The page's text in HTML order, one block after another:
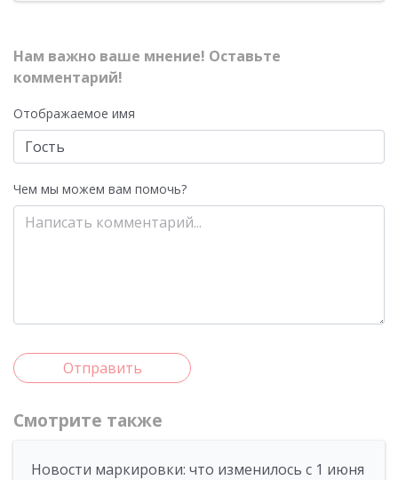
Нам важно ваше мнение! Оставьте
комментарий!
Отображаемое имя
Чем мы можем вам помочь?
Отправить
Смотрите также
Новости маркировки: что изменилось с 1 июня